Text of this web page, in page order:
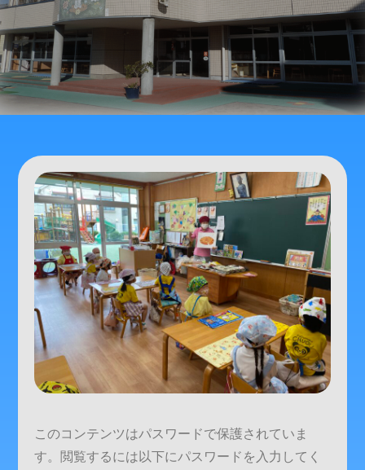
このコンテンツはパスワードで保護されていま
す。閲覧するには以下にパスワードを入力してく